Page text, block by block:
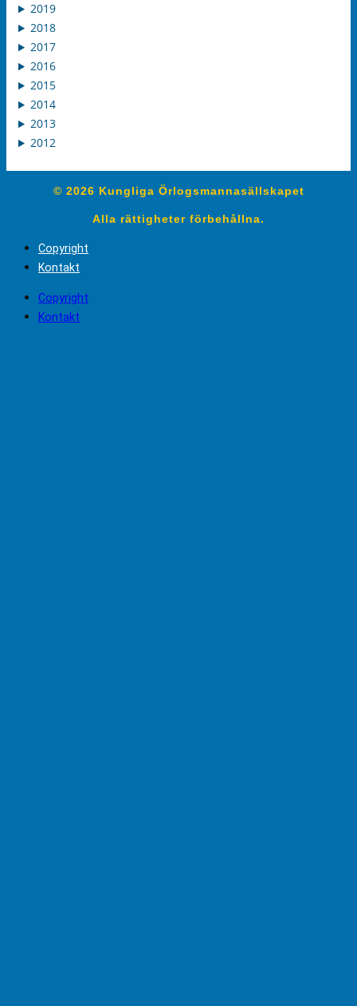
2019
2018
2017
2016
2015
2014
2013
2012
© 2026 Kungliga Örlogsmannasällskapet
Alla rättigheter förbehållna.
Copyright
Kontakt
Copyright
Kontakt